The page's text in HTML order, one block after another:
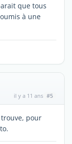
que tous
à une
il y a 11 ans #5
pour